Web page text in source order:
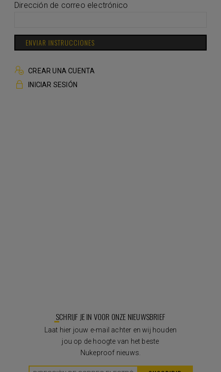
Dirección de correo electrónico
ENVIAR INSTRUCCIONES
CREAR UNA CUENTA
INICIAR SESIÓN
SCHRIJF JE IN VOOR ONZE NIEUWSBRIEF
Laat hier jouw e-mail achter en wij houden
jou op de hoogte van het beste
Nukeproof nieuws.